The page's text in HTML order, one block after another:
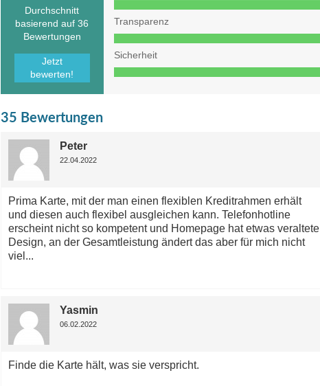
Durchschnitt
basierend auf 36
Bewertungen
Jetzt
bewerten!
Transparenz
Sicherheit
35 Bewertungen
Peter
22.04.2022
Prima Karte, mit der man einen flexiblen Kreditrahmen erhält
und diesen auch flexibel ausgleichen kann. Telefonhotline
erscheint nicht so kompetent und Homepage hat etwas veraltete
Design, an der Gesamtleistung ändert das aber für mich nicht
viel...
Yasmin
06.02.2022
Finde die Karte hält, was sie verspricht.